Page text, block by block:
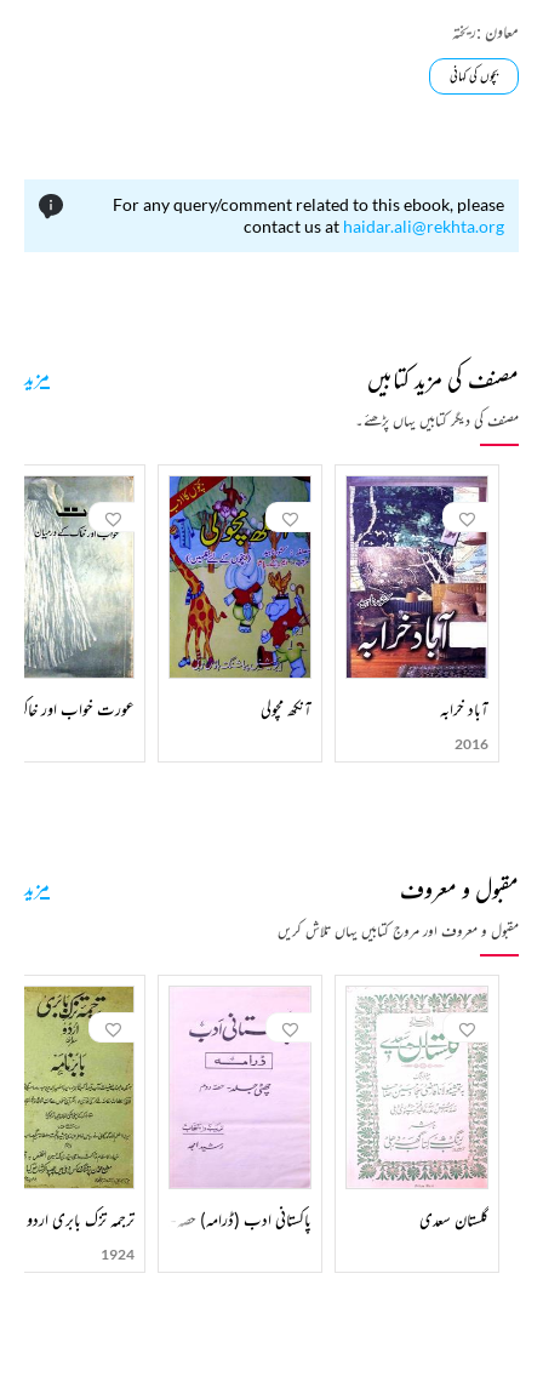
معاون :ریختہ
بچوں کی کہانی
For any query/comment related to this ebook, please
contact us at haidar.ali@rekhta.org
مصنف کی مزید کتابیں
مصنف کی دیگر کتابیں یہاں پڑھئے۔
مزید
آباد خرابہ
2016
آنکھ مچولی عورت خواب اور خاک
مقبول و معروف
مقبول و معروف اور مروج کتابیں یہاں تلاش کریں
مزید
گلستان سعدی پاکستانی ادب (ڈرامہ) حصہ-002 ترجمہ تزک بابری اردو
1924